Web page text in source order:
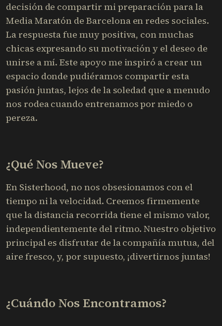
decisión de compartir mi preparación para la
Media Maratón de Barcelona en redes sociales.
La respuesta fue muy positiva, con muchas
chicas expresando su motivación y el deseo de
unirse a mí. Este apoyo me inspiró a crear un
espacio donde pudiéramos compartir esta
pasión juntas, lejos de la soledad que a menudo
nos rodea cuando entrenamos por miedo o
pereza.
¿Qué Nos Mueve?
En Sisterhood, no nos obsesionamos con el
tiempo ni la velocidad. Creemos firmemente
que la distancia recorrida tiene el mismo valor,
independientemente del ritmo. Nuestro objetivo
principal es disfrutar de la compañía mutua, del
aire fresco, y, por supuesto, ¡divertirnos juntas!
¿Cuándo Nos Encontramos?